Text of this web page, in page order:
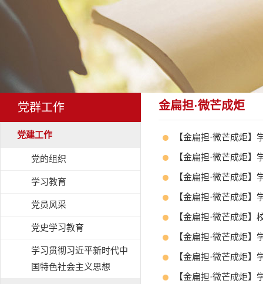
党群工作
党建工作
党的组织
学习教育
党员风采
党史学习教育
学习贯彻习近平新时代中
国特色社会主义思想
金扁担·微芒成炬
【金扁担·微芒成炬
【金扁担·微芒成炬
【金扁担·微芒成炬
【金扁担·微芒成炬
【金扁担·微芒成炬
【金扁担·微芒成炬
【金扁担·微芒成炬
【金扁担·微芒成炬